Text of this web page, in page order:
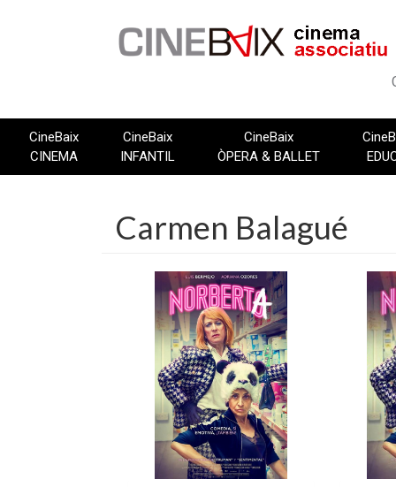
CineBaix
CINEMA
CineBaix
INFANTIL
CineBaix
ÒPERA & BALLET
Carmen Balagué